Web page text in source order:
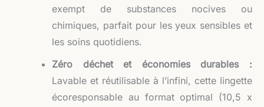
exempt de substances nocives ou
chimiques, parfait pour les yeux sensibles et
les soins quotidiens.
Zéro déchet et économies durables :
Lavable et réutilisable à l’infini, cette lingette
écoresponsable au format optimal (10,5 x